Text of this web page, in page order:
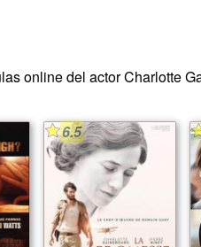
online del actor Charlotte
6.5